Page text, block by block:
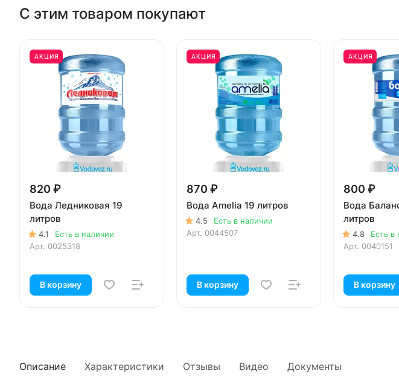
С этим товаром покупают
АКЦИЯ
820 ₽
Вода Ледниковая 19
литров
4.1
Есть в наличии
Арт. 0025318
В корзину
АКЦИЯ
870 ₽
Вода Amelia 19 литров
4.5
Есть в наличии
Арт. 0044507
В корзину
АКЦИЯ
800 ₽
Вода
литров
4.8
Есть в
Арт. 0040151
В корзину
Описание Характеристики Отзывы Видео Документы